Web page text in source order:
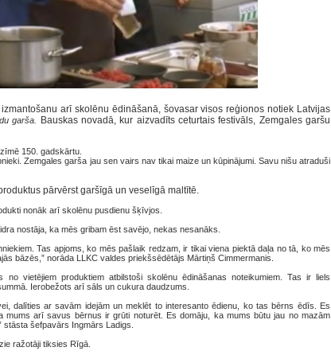
arī skolēnu ēdināšanā, šovasar visos reģionos notiek Latvijas
garša.
Bauskas novadā, kur aizvadīts ceturtais festivāls, Zemgales garšu
150. gadskārtu.
Zemgales garša jau sen vairs nav tikai maize un kūpinājumi. Savu nišu atraduši
pārvērst garšīgā un veselīgā maltītē.
nonāk arī skolēnu pusdienu šķīvjos.
nostāja, ka mēs gribam ēst savējo, nekas nesanāks.
Tas apjoms, ko mēs pašlaik redzam, ir tikai viena piektā daļa no tā, ko mēs
bāzēs,” norāda LLKC valdes priekšsēdētājs Mārtiņš Cimmermanis.
vietējiem produktiem atbilstoši skolēnu ēdināšanas noteikumiem. Tas ir liels
Ierobežots arī sāls un cukura daudzums.
dalīties ar savām idejām un meklēt to interesanto ēdienu, ko tas bērns ēdīs. Es
arī savus bērnus ir grūti noturēt. Es domāju, ka mums būtu jau no mazām
stāsta šefpavārs Ingmārs Ladigs.
ražotāji tiksies Rīgā.